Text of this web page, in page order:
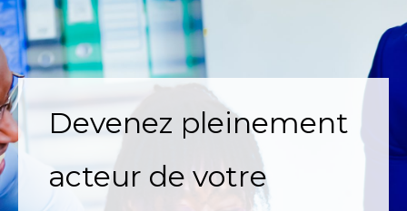
Devenez pleinement
acteur de votre